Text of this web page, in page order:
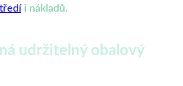
i nákladů.
udržitelný obalový